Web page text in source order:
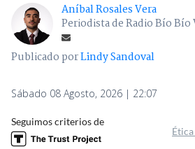
Aníbal Rosales Vera
Periodista de Radio Bío Bío
Publicado porLindy Sandoval
Sábado 08 Agosto, 2026 | 22:07
Seguimos criterios de